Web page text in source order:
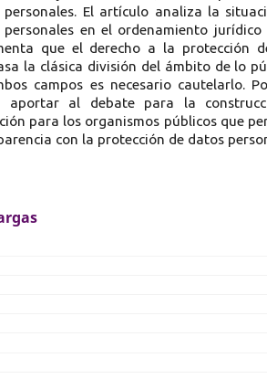
personales. El artículo analiza la
personales en el ordenamiento
que el derecho a la protección
la clásica división del ámbito de lo
campos es necesario cautelarlo.
aportar al debate para la
para los organismos públicos que
con la protección de datos